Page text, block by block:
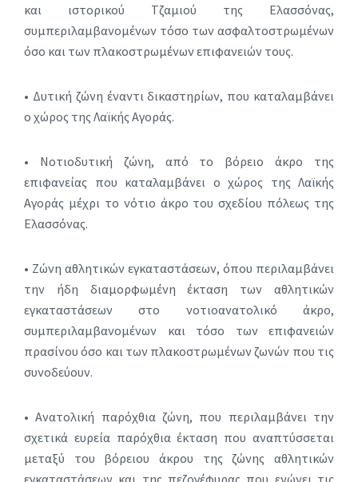
και ιστορικού Τζαμιού της Ελασσόνας,
συμπεριλαμβανομένων τόσο των ασφαλτοστρωμένων
όσο και των πλακοστρωμένων επιφανειών τους.
• Δυτική ζώνη έναντι δικαστηρίων, που καταλαμβάνει
ο χώρος της Λαϊκής Αγοράς.
• Νοτιοδυτική ζώνη, από το βόρειο άκρο της
επιφανείας που καταλαμβάνει ο χώρος της Λαϊκής
Αγοράς μέχρι το νότιο άκρο του σχεδίου πόλεως της
Ελασσόνας.
• Ζώνη αθλητικών εγκαταστάσεων, όπου περιλαμβάνει
την ήδη διαμορφωμένη έκταση των αθλητικών
εγκαταστάσεων στο νοτιοανατολικό άκρο,
συμπεριλαμβανομένων και τόσο των επιφανειών
πρασίνου όσο και των πλακοστρωμένων ζωνών που τις
συνοδεύουν.
• Ανατολική παρόχθια ζώνη, που περιλαμβάνει την
σχετικά ευρεία παρόχθια έκταση που αναπτύσσεται
μεταξύ του βόρειου άκρου της ζώνης αθλητικών
εγκαταστάσεων και της πεζογέφυρας που ενώνει τις